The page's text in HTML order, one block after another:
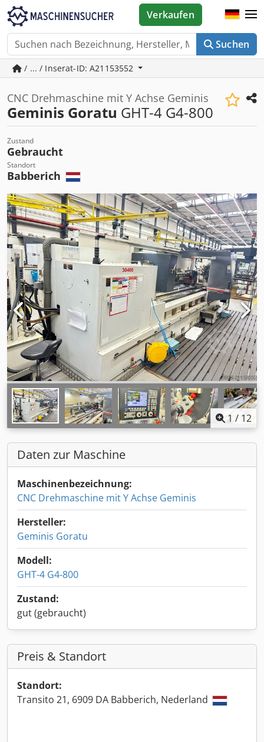
Suchen
Verkaufen
/ ... / Inserat-ID: A21153552
CNC Drehmaschine mit Y Achse Geminis
Geminis Goratu GHT-4 G4-800
Zustand
Gebraucht
Standort
Babberich
1 / 12
Daten zur Maschine
Maschinenbezeichnung:
CNC Drehmaschine mit Y Achse Geminis
Hersteller:
Geminis Goratu
Modell:
GHT-4 G4-800
Zustand:
gut (gebraucht)
Preis & Standort
Standort:
Transito 21, 6909 DA Babberich, Nederland